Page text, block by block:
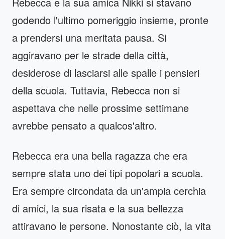
godendo l'ultimo pomeriggio insieme, pronte
a prendersi una meritata pausa. Si
aggiravano per le strade della città,
desiderose di lasciarsi alle spalle i pensieri
della scuola. Tuttavia, Rebecca non si
aspettava che nelle prossime settimane
avrebbe pensato a qualcos'altro.
Rebecca era una bella ragazza che era
sempre stata uno dei tipi popolari a scuola.
Era sempre circondata da un'ampia cerchia
di amici, la sua risata e la sua bellezza
attiravano le persone. Nonostante ciò, la vita